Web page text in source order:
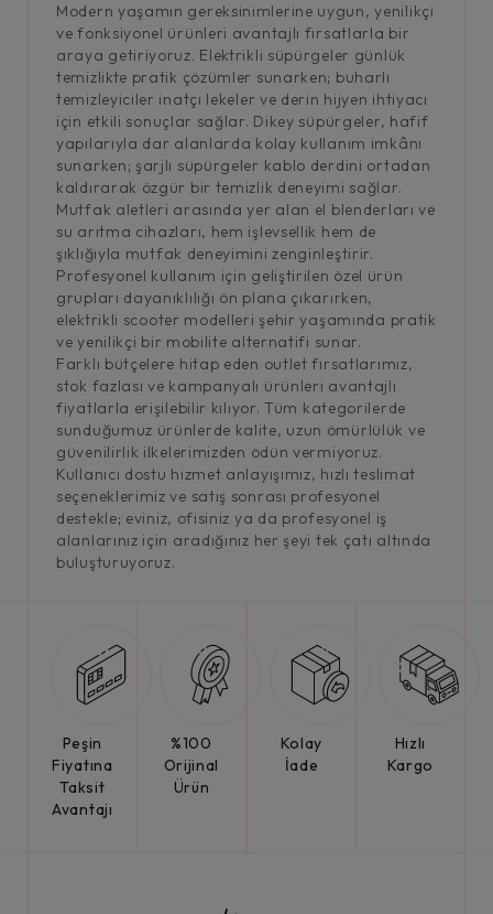
Modern yaşamın gereksinimlerine uygun, yenilikçi
ve fonksiyonel ürünleri avantajlı fırsatlarla bir
araya getiriyoruz. Elektrikli süpürgeler günlük
temizlikte pratik çözümler sunarken; buharlı
temizleyiciler inatçı lekeler ve derin hijyen ihtiyacı
için etkili sonuçlar sağlar. Dikey süpürgeler, hafif
yapılarıyla dar alanlarda kolay kullanım imkânı
sunarken; şarjlı süpürgeler kablo derdini ortadan
kaldırarak özgür bir temizlik deneyimi sağlar.
Mutfak aletleri arasında yer alan el blenderları ve
su arıtma cihazları, hem işlevsellik hem de
şıklığıyla mutfak deneyimini zenginleştirir.
Profesyonel kullanım için geliştirilen özel ürün
grupları dayanıklılığı ön plana çıkarırken,
elektrikli scooter modelleri şehir yaşamında pratik
ve yenilikçi bir mobilite alternatifi sunar.
Farklı bütçelere hitap eden outlet fırsatlarımız,
stok fazlası ve kampanyalı ürünleri avantajlı
fiyatlarla erişilebilir kılıyor. Tüm kategorilerde
sunduğumuz ürünlerde kalite, uzun ömürlülük ve
güvenilirlik ilkelerimizden ödün vermiyoruz.
Kullanıcı dostu hizmet anlayışımız, hızlı teslimat
seçeneklerimiz ve satış sonrası profesyonel
destekle; eviniz, ofisiniz ya da profesyonel iş
alanlarınız için aradığınız her şeyi tek çatı altında
buluşturuyoruz.
Peşin
Fiyatına
Taksit
Avantajı
%100
Orijinal
Ürün
Kolay
İade
Hızlı
Kargo